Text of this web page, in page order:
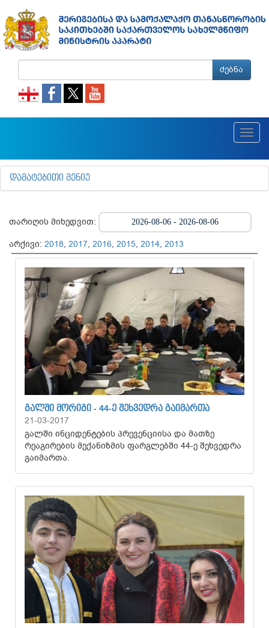
ძებნა
ᲓᲐᲛᲐᲢᲔᲑᲘᲗᲘ ᲛᲔᲜᲘᲣ
თარიღის მიხედვით:
არქივი: 2018, 2017, 2016, 2015, 2014, 2013
ᲒᲐᲚᲨᲘ ᲛᲝᲠᲘᲒᲘ - 44-Ე ᲨᲔᲮᲕᲔᲓᲠᲐ ᲒᲐᲘᲛᲐᲠᲗᲐ
21-03-2017
გალში ინციდენტების პრევენციისა და მათზე
რეაგირების მექანიზმის ფარგლებში 44-ე შეხვედრა
გაიმართა.